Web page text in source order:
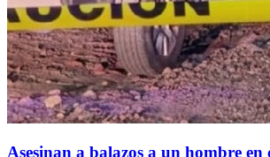
Asesinan a balazos a un hombre en